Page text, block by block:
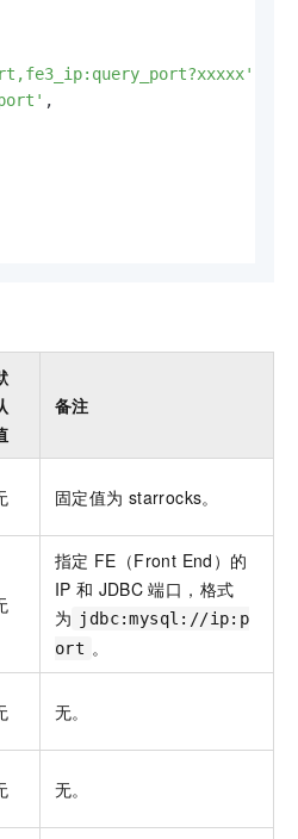
,
备注
固定值为 starrocks。
指定 FE（Front End）的
IP 和 JDBC 端口，格式
为 jdbc:mysql://ip:p
ort 。
无。
无。